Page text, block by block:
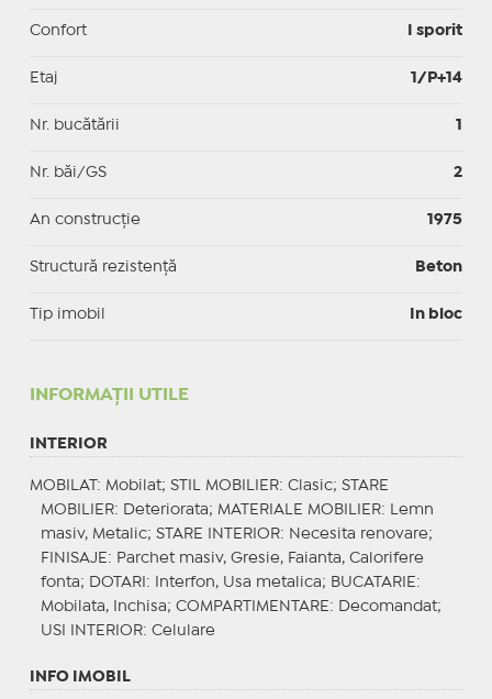
Confort I sporit
Etaj 1/P+14
Nr. bucătării 1
Nr. băi/GS 2
An construcție 1975
Structură rezistență Beton
Tip imobil In bloc
INFORMAŢII UTILE
INTERIOR
MOBILAT : Mobilat; STIL MOBILIER: Clasic; STARE
MOBILIER: Deteriorata; MATERIALE MOBILIER: Lemn
masiv, Metalic; STARE INTERIOR: Necesita renovare;
FINISAJE : Parchet masiv, Gresie, Faianta, Calorifere
fonta;
DOTARI : Interfon, Usa metalica; BUCATARIE :
Mobilata, Inchisa; COMPARTIMENTARE : Decomandat;
USI INTERIOR: Celulare
INFO IMOBIL